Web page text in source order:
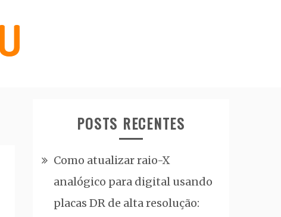
POSTS RECENTES
Como atualizar raio-X
analógico para digital usando
placas DR de alta resolução: